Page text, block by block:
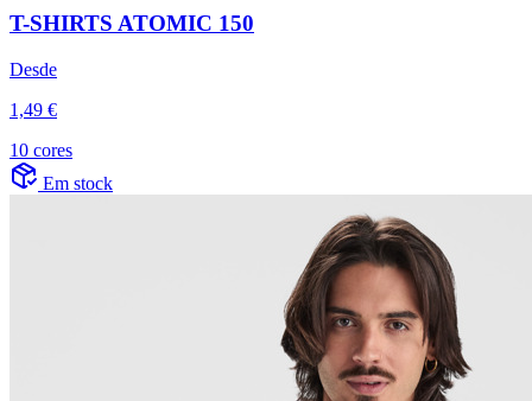
T-SHIRTS ATOMIC 150
Desde
1,49 €
10 cores
Em stock